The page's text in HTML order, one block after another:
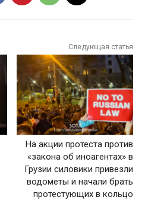
Следующая статья
На акции протеста против
«закона об иноагентах» в
Грузии силовики привезли
водометы и начали брать
протестующих в кольцо